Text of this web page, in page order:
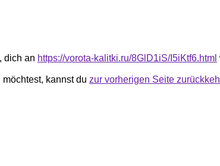
dich an https://vorota-kalitki.ru/8GlD1iS/I5iKtf6.html
kannst du zur vorherigen Seite